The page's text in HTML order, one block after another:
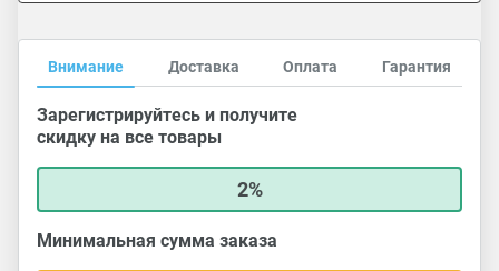
Внимание Доставка Оплата Гарантия
Зарегистрируйтесь и получите
скидку на все товары
2%
Минимальная сумма заказа